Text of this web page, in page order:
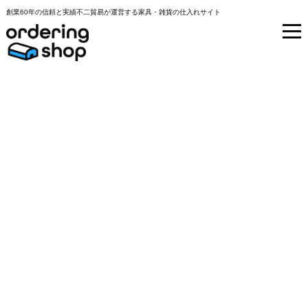
創業60年の信頼と実績不二貿易が運営する家具・雑貨の仕入れサイト